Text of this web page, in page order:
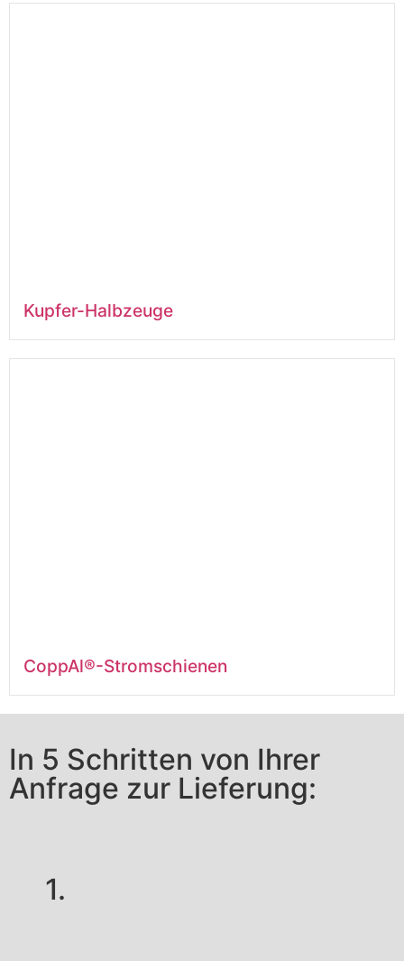
Kupfer-Halbzeuge
CoppAl®-Stromschienen
In 5 Schritten von Ihrer
Anfrage zur Lieferung:
1.